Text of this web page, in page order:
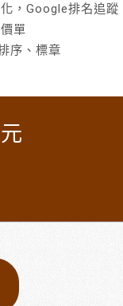
，Google排名追蹤
單
序、標章
元